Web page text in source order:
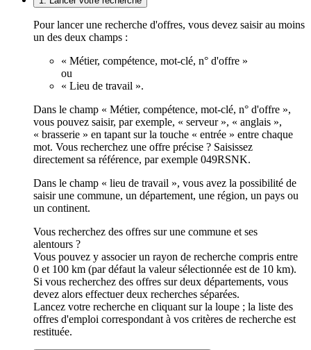
Pour lancer une recherche d'offres, vous devez saisir au moins
un des deux champs :
« Métier, compétence, mot-clé, n° d'offre »
ou
« Lieu de travail ».
Dans le champ « Métier, compétence, mot-clé, n° d'offre »,
vous pouvez saisir, par exemple, « serveur », « anglais »,
« brasserie » en tapant sur la touche « entrée » entre chaque
mot. Vous recherchez une offre précise ? Saisissez
directement sa référence, par exemple 049RSNK.
Dans le champ « lieu de travail », vous avez la possibilité de
saisir une commune, un département, une région, un pays ou
un continent.
Vous recherchez des offres sur une commune et ses
alentours ?
Vous pouvez y associer un rayon de recherche compris entre
0 et 100 km (par défaut la valeur sélectionnée est de 10 km).
Si vous recherchez des offres sur deux départements, vous
devez alors effectuer deux recherches séparées.
Lancez votre recherche en cliquant sur la loupe ; la liste des
offres d'emploi correspondant à vos critères de recherche est
restituée.